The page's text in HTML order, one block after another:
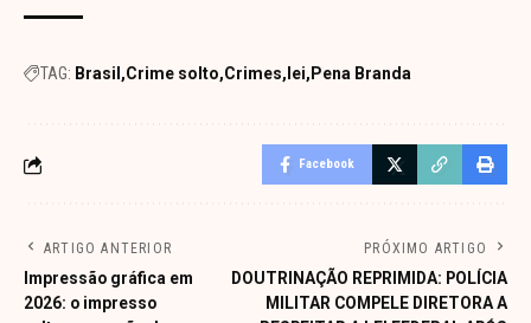
TAG: Brasil Crime solto Crimes lei Pena Branda
Facebook
ARTIGO ANTERIOR
Impressão gráfica em
2026: o impresso
PRÓXIMO ARTIGO
DOUTRINAÇÃO REPRIMIDA: POLÍCIA
MILITAR COMPELE DIRETORA A